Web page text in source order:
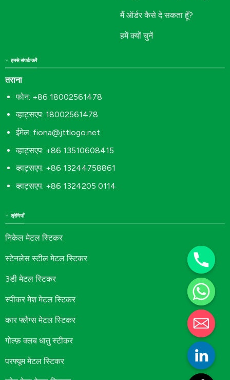
मैं ऑर्डर कैसे दे सकता हूँ?
हमें क्यों चुनें
श्रेणियाँ
निकेल मेटल स्टिकर
स्टेनलेस स्टील मेटल स्टिकर
3डी मेटल स्टिकर
स्पीकर मेश मेटल स्टिकर
कार फ्लैग्स मेटल स्टिकर
गोल्फ़ क्लब धातु स्टीकर
परफ्यूम मेटल स्टिकर
हमसे संपर्क करें
तराना
फोन: +86 18002561478
व्हाट्सएप: 18002561478
ईमेल: fiona@jttlogo.net
व्हाट्सएप: +86 13510608415
व्हाट्सएप: +86 13244758861
व्हाट्सएप: +86 1324205 0114